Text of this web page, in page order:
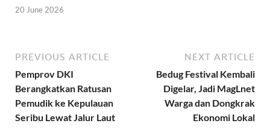
20 June 2026
PREVIOUS ARTICLE
Pemprov DKI
Berangkatkan Ratusan
Pemudik ke Kepulauan
Seribu Lewat Jalur Laut
NEXT ARTICLE
Bedug Festival Kembali
Digelar, Jadi MagLnet
Warga dan Dongkrak
Ekonomi Lokal